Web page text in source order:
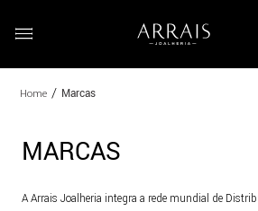
Marcas
MARCAS
A Arrais Joalheria integra a rede mundial de